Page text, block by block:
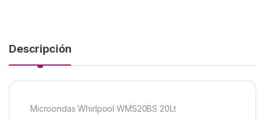
Descripción
Microondas Whirlpool WMS20BS 20Lt